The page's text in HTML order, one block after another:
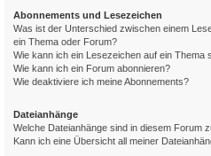
Abonnements und Lesezeichen
Was ist der Unterschied zwischen einem
ein Thema oder Forum?
Wie kann ich ein Lesezeichen auf ein Thema
Wie kann ich ein Forum abonnieren?
Wie deaktiviere ich meine Abonnements?
Dateianhänge
Welche Dateianhänge sind in diesem Forum
Kann ich eine Übersicht all meiner